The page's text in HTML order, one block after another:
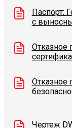
Паспорт:
с
Отказное
Отказное
Чертеж